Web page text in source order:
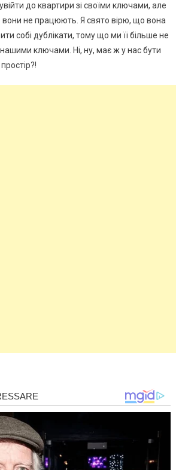
до квартири зі своїми ключами, але
не працюють. Я свято вірю, що вона
собі дублікати, тому що ми її більше не
ключами. Ні, ну, має ж у нас бути